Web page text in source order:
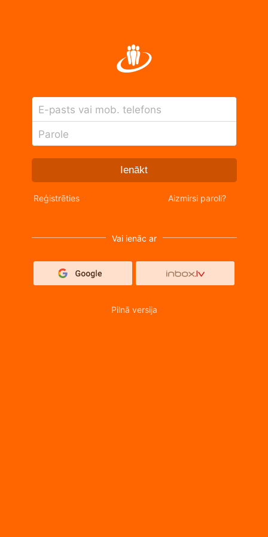
E-pasts vai mob. telefons
Parole
Ienākt
Reģistrēties Aizmirsi paroli?
Vai ienāc ar
Pilnā versija